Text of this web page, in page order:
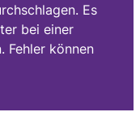
Es
bei einer
Fehler können